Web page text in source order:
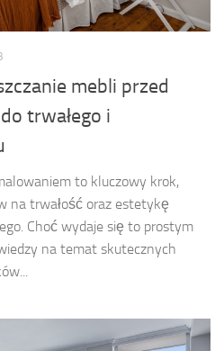
mebli przed
trwałego i
to kluczowy krok,
na trwałość oraz estetykę
Choć wydaje się to prostym
na temat skutecznych